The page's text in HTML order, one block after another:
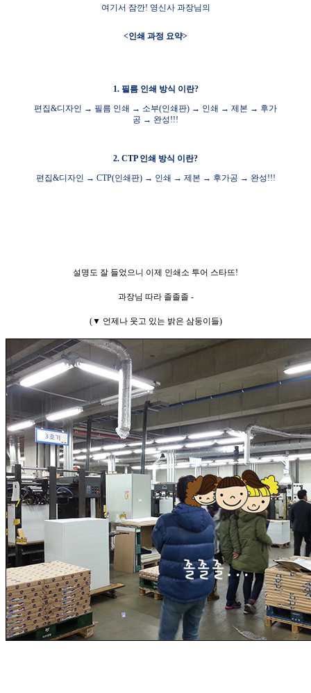
여기서 잠깐! 영신사 과장님의
<인쇄 과정 요약>
1. 필름 인쇄 방식 이란?
편집&디자인 → 필름 인쇄 → 소부(인쇄판) → 인쇄 → 제본 → 후가
공 → 완성!!!
2. CTP 인쇄 방식 이란?
편집&디자인 → CTP(인쇄판) → 인쇄 → 제본 → 후가공 → 완성!!!
설명도 잘 들었으니 이제 인쇄소 투어 스타뜨!
과장님 따라 졸졸졸 -
(▼ 언제나 웃고 있는 밝은 삼둥이들)